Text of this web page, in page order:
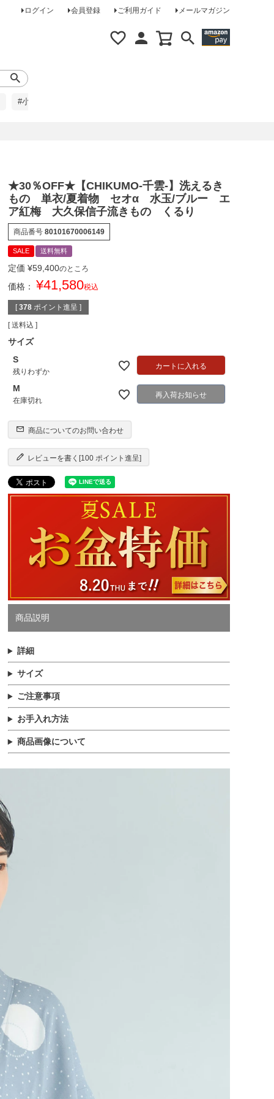
ログイン 会員登録 ご利用ガイド メールマガジン
#小柄な方に
★30％OFF★【CHIKUMO-千雲-】洗えるき
もの 単衣/夏着物 セオα 水玉/ブルー エ
ア紅梅 大久保信子流きもの くるり
商品番号 80101670006149
SALE 送料無料
定価 ¥59,400のところ
価格： ¥41,580税込
[ 378 ポイント進呈 ]
送料込
サイズ
S
残りわずか
カートに入れる
M
在庫切れ
再入荷お知らせ
商品についてのお問い合わせ
レビューを書く[100 ポイント進呈]
商品説明
詳細
サイズ
ご注意事項
お手入れ方法
商品画像について